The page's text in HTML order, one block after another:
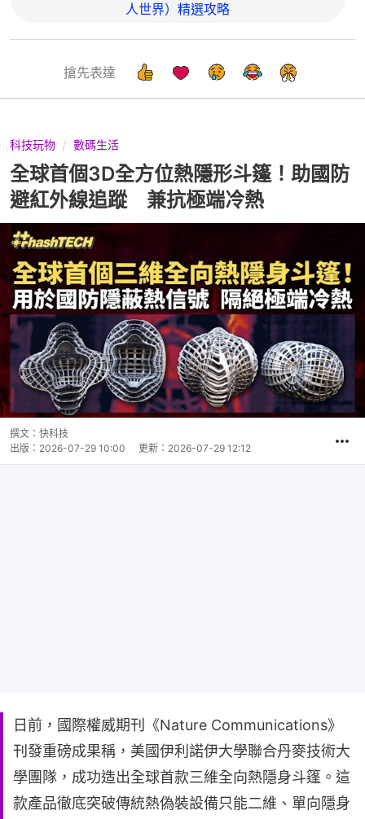
人世界）精選攻略
搶先表達
科技玩物 數碼生活
全球首個3D全方位熱隱形斗篷！助國防
避紅外線追蹤 兼抗極端冷熱
撰文： 快科技
出版： 2026-07-29 10:00 更新： 2026-07-29 12:12
日前，國際權威期刊《Nature Communications》
刊發重磅成果稱，美國伊利諾伊大學聯合丹麥技術大
學團隊，成功造出全球首款三維全向熱隱身斗篷。這
款產品徹底突破傳統熱偽裝設備只能二維、單向隱身